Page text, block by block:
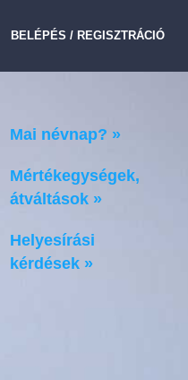
BELÉPÉS / REGISZTRÁCIÓ
Mai névnap? »
Mértékegységek,
átváltások »
Helyesírási
kérdések »